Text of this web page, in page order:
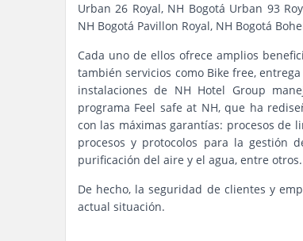
Urban 26 Royal, NH Bogotá Urban 93
NH Bogotá Pavillon Royal, NH Bogotá
Cada uno de ellos ofrece amplios
también servicios como Bike free,
instalaciones de NH Hotel Group
programa Feel safe at NH, que ha
con las máximas garantías: procesos de
procesos y protocolos para la gestión
purificación del aire y el agua, entre otros.
De hecho, la seguridad de clientes y
actual situación.